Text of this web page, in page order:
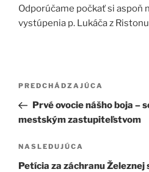
Odporúčame počkať si aspoň
vystúpenia p. Lukáča z
Navigácia
článku
Predchádzajúci
článok
PREDCHÁDZAJÚCA
Prvé ovocie nášho boja –
mestským zastupiteľstvom
Ďalší
článok
NASLEDUJÚCA
Petícia za záchranu Železnej